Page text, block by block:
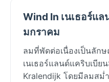
Wind In เนเธอร์แ
มกราคม
ลมที่พัดต่อเนื่องเป็นลัก
เนเธอร์แลนด์แคริบเบี
Kralendijk โดยมีลมสม่